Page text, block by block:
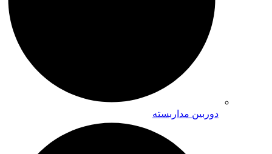
دوربین مداربسته